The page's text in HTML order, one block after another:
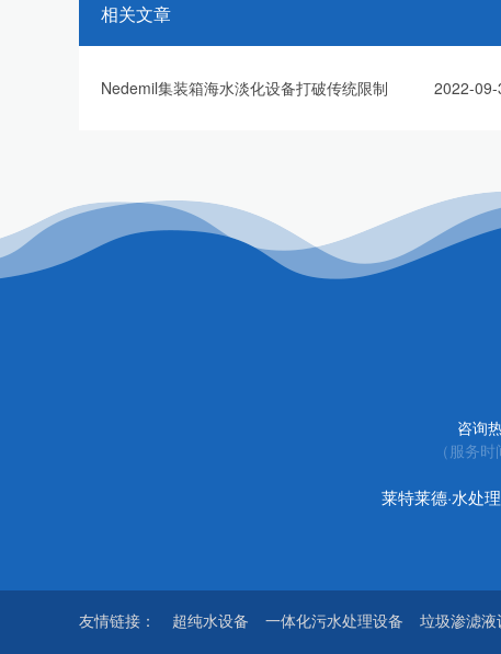
相关文章
Nedemil集装箱海水淡化设备打破传统限制 2022-09-
咨询
（服务
莱特莱德·水处
友情链接： 超纯水设备 一体化污水处理设备 垃圾渗滤液